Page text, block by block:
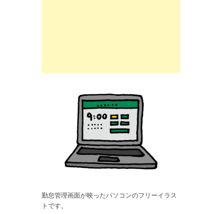
勤怠管理画面が映ったパソコンのフリーイラス
トです。